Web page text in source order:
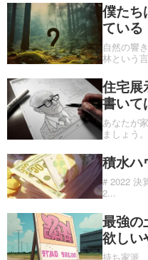
僕たち
ている
自然の響
林という
住宅展
書いて
あなたが
ましょう
積水ハ
# 2022 決
2...
最強の
欲しい
持ち家派